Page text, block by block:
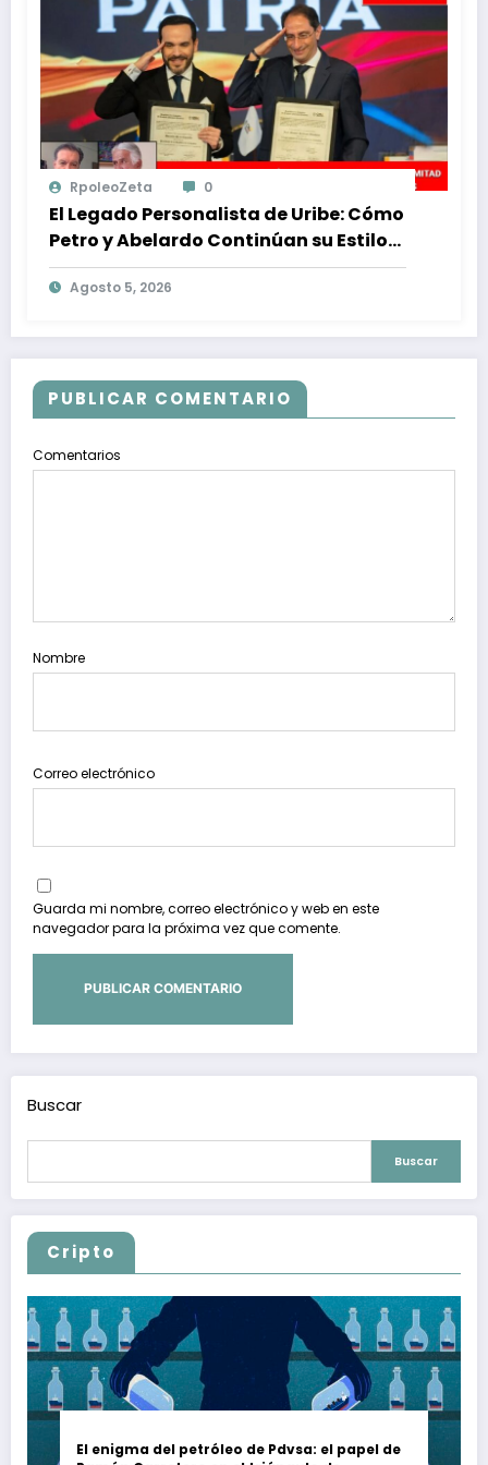
RpoleoZeta 0
El Legado Personalista de Uribe: Cómo
Petro y Abelardo Continúan su Estilo
de Gobierno
Agosto 5, 2026
PUBLICAR COMENTARIO
Comentarios
Nombre
Correo electrónico
Guarda mi nombre, correo electrónico y web en este
navegador para la próxima vez que comente.
Buscar
Buscar
Cripto
El enigma del petróleo de Pdvsa: el papel de